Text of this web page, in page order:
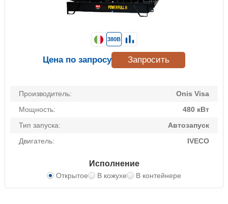
Производитель:
Onis Visa
Мощность:
480 кВт
Тип запуска:
Автозапуск
Двигатель:
IVECO
Исполнение
Открытое В кожухе В контейнере
380В
Цена по запросу Запросить